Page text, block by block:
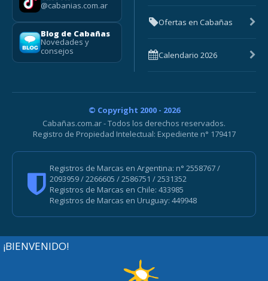
@cabanias.com.ar
Blog de Cabañas
Novedades y
consejos
Ofertas en Cabañas
Calendario 2026
© Copyright 2000 - 2026
Cabañas.com.ar - Todos los derechos reservados.
Registro de Propiedad Intelectual: Expediente n° 179417
Registros de Marcas en Argentina: n° 2558767 /
2093959 / 2266605 / 2586751 / 2531352
Registros de Marcas en Chile: 433985
Registros de Marcas en Uruguay: 449948
¡BIENVENIDO!